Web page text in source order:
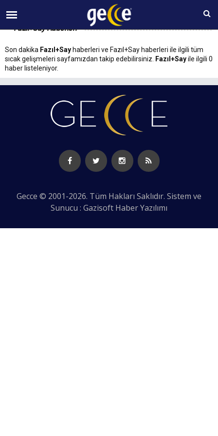
07 AĞUSTOS Cuma 02:46
Fazıl+Say Haberleri
Son dakika Fazıl+Say haberleri ve Fazıl+Say haberleri ile ilgili tüm
sıcak gelişmeleri sayfamızdan takip edebilirsiniz.
Fazıl+Sayile ilgili 0
haber listeleniyor.
Gecce © 2001-2026. Tüm Hakları Saklıdır. Sistem ve
Sunucu : Gazisoft Haber Yazılımı